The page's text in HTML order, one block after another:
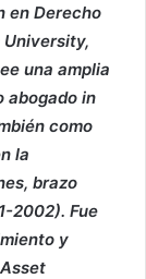
en Derecho
una amplia
abogado in
como
la
brazo
2002). Fue
y